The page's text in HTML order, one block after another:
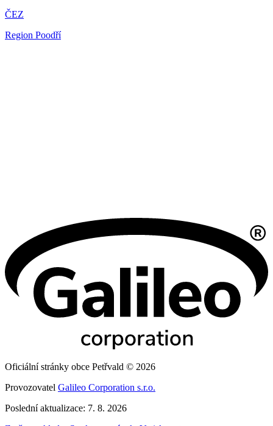
ČEZ
Region Poodří
Oficiální stránky obce Petřvald © 2026
Provozovatel Galileo Corporation s.r.o.
Poslední aktualizace: 7. 8. 2026